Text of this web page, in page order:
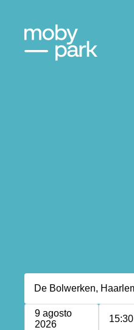
9 agosto
2026
15:30